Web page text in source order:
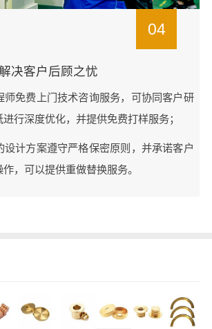
04
决客户后顾之忧
师免费上门技术咨询服务，可协同客户研
行深度优化，并提供免费打样服务；
设计方案遵守严格保密原则，并承诺客户
，可以提供重做替换服务。